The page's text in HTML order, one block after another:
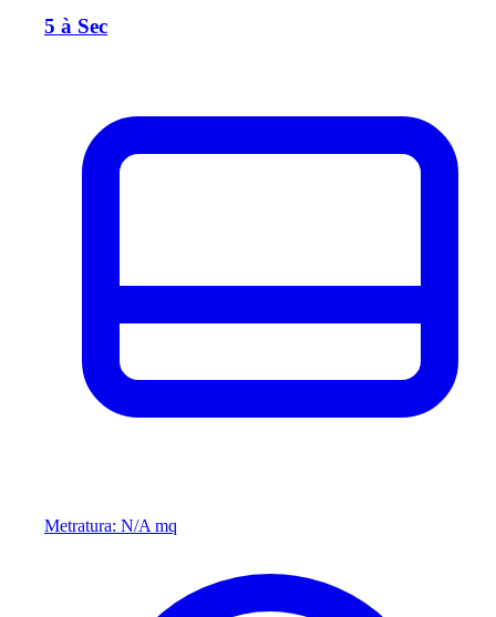
5 à Sec
Metratura: N/A mq